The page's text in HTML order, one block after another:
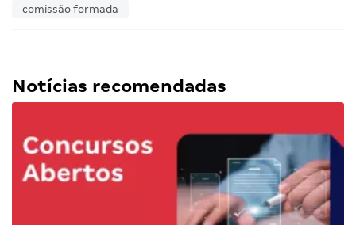
comissão formada
Notícias recomendadas